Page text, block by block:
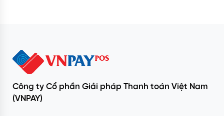
Công ty Cổ phần Giải pháp Thanh toán Việt Nam
(VNPAY)